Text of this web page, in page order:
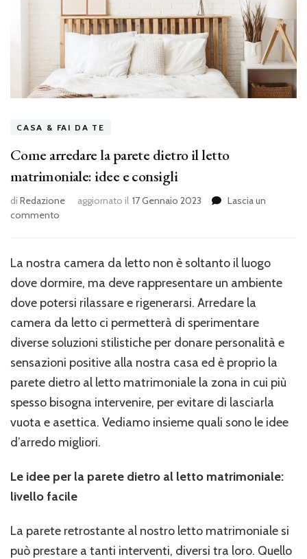
CASA & FAI DA TE
Come arredare la parete dietro il letto
matrimoniale: idee e consigli
di Redazione aggiornato il 17 Gennaio 2023
Lascia un
commento
dietro
il
letto
matrimoniale:
idee
e
consigli
La nostra camera da letto non è soltanto il luogo
dove dormire, ma deve rappresentare un ambiente
dove potersi rilassare e rigenerarsi. Arredare la
camera da letto ci permetterà di sperimentare
diverse soluzioni stilistiche per donare personalità e
sensazioni positive alla nostra casa ed è proprio la
parete dietro al letto matrimoniale la zona in cui più
spesso bisogna intervenire, per evitare di lasciarla
vuota e asettica. Vediamo insieme quali sono le idee
d’arredo migliori.
Le idee per la parete dietro al letto matrimoniale:
livello facile
La parete retrostante al nostro letto matrimoniale si
può prestare a tanti interventi, diversi tra loro. Quello